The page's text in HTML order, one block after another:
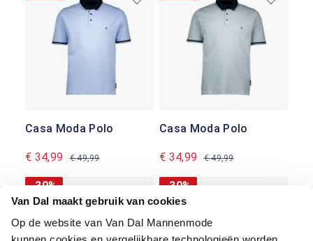
Van Dal maakt gebruik van cookies
Op de website van Van Dal Mannenmode
Casa Moda Polo
€ 34,99 € 49,99
Casa Moda Polo
€ 34,99 € 49,99
-30% -30%